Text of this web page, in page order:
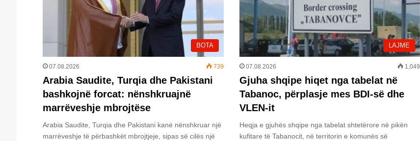
BOTA
07.08.2026 739
Arabia Saudite, Turqia dhe Pakistani
bashkojnë forcat: nënshkruajnë
marrëveshje mbrojtëse
Arabia Saudite, Turqia dhe Pakistani kanë nënshkruar një
marrëveshje të përbashkët mbrojtjeje, sipas së cilës një
LAJME
07.08.2026 1,049
Gjuha shqipe hiqet nga tabelat në
Tabanoc, përplasje mes BDI-së dhe
VLEN-it
Heqja e gjuhës shqipe nga tabelat shtetërore në pikën
kufitare të Tabanocit, në territorin e komunës së